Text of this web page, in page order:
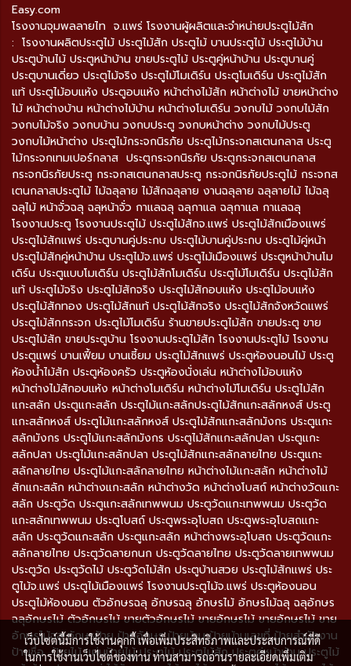
Easy.com
โรงงานจุมพลลายไท จ.แพร่ โรงงานผู้ผลิตและจำหน่ายประตูไม้สัก
: โรงงานผลิตประตูไม้ ประตูไม้สัก ประตูไม้ บานประตูไม้ ประตูไม้บ้าน
ประตูบ้านไม้ ประตูหน้าบ้าน ขายประตูไม้ ประตูคู่หน้าบ้าน ประตูบานคู่
ประตูบานเดี่ยว ประตูไม้จริง ประตูไม้โมเดิร์น ประตูโมเดิร์น ประตูไม้สัก
แท้ ประตูไม้อบแห้ง ประตูอบแห้ง หน้าต่างไม้สัก หน้าต่างไม้ ขายหน้าต่าง
ไม้ หน้าต่างบ้าน หน้าต่างไม้บ้าน หน้าต่างโมเดิร์น วงกบไม้ วงกบไม้สัก
วงกบไม้จริง วงกบบ้าน วงกบประตู วงกบหน้าต่าง วงกบไม้ประตู
วงกบไม้หน้าต่าง ประตูไม้กระจกนิรภัย ประตูไม้กระจกสเตนกลาส ประตู
ไม้กระจกเทมเปอร์กลาส ประตูกระจกนิรภัย ประตูกระจกสเตนกลาส
กระจกนิรภัยประตู กระจกสเตนกลาสประตู กระจกนิรภัยประตูไม้ กระจกส
เตนกลาสประตูไม้ ไม้ฉลุลาย ไม้สักฉลุลาย งานฉลุลาย ฉลุลายไม้ ไม้ฉลุ
ฉลุไม้ หน้าจั่วฉลุ ฉลุหน้าจั่ว กาแลฉลุ ฉลุกาแล ฉลุกาแล กาแลฉลุ
โรงงานประตู โรงงานประตูไม้ ประตูไม้สักจ.แพร่ ประตูไม้สักเมืองแพร่
ประตูไม้สักแพร่ ประตูบานคู่ประกบ ประตูไม้บานคู่ประกบ ประตูไม้คู่หน้า
ประตูไม้สักคู่หน้าบ้าน ประตูไม้จ.แพร่ ประตูไม้เมืองแพร่ ประตูหน้าบ้านโม
เดิร์น ประตูแบบโมเดิร์น ประตูไม้สักโมเดิร์น ประตูไม้โมเดิร์น ประตูไม้สัก
แท้ ประตูไม้จริง ประตูไม้สักจริง ประตูไม้สักอบแห้ง ประตูไม้อบแห้ง
ประตูไม้สักทอง ประตูไม้สักแท้ ประตูไม้สักจริง ประตูไม้สักจังหวัดแพร่
ประตูไม้สักกระจก ประตูไม้โมเดิร์น ร้านขายประตูไม้สัก ขายประตู ขาย
ประตูไม้สัก ขายประตูบ้าน โรงงานประตูไม้สัก โรงงานประตูไม้ โรงงาน
ประตูแพร่ บานเฟี้ยม บานเซี้ยม ประตูไม้สักแพร่ ประตูห้องนอนไม้ ประตู
ห้องน้ำไม้สัก ประตูห้องครัว ประตูห้องนั่งเล่น หน้าต่างไม้อบแห้ง
หน้าต่างไม้สักอบแห้ง หน้าต่างโมเดิร์น หน้าต่างไม้โมเดิร์น ประตูไม้สัก
แกะสลัก ประตูแกะสลัก ประตูไม้แกะสลักประตูไม้สักแกะสลักหงส์ ประตู
แกะสลักหงส์ ประตูไม้แกะสลักหงส์ ประตูไม้สักแกะสลักมังกร ประตูแกะ
สลักมังกร ประตูไม้แกะสลักมังกร ประตูไม้สักแกะสลักปลา ประตูแกะ
สลักปลา ประตูไม้แกะสลักปลา ประตูไม้สักแกะสลักลายไทย ประตูแกะ
สลักลายไทย ประตูไม้แกะสลักลายไทย หน้าต่างไม้แกะสลัก หน้าต่างไม้
สักแกะสลัก หน้าต่างแกะสลัก หน้าต่างวัด หน้าต่างโบสถ์ หน้าต่างวัดแกะ
สลัก ประตูวัด ประตูแกะสลักเทพพนม ประตูวัดแกะเทพพนม ประตูวัด
แกะสลักเทพพนม ประตูโบสถ์ ประตูพระอุโบสถ ประตูพระอุโบสถแกะ
สลัก ประตูวัดแกะสลัก ประตูแกะสลัก หน้าต่างพระอุโบสถ ประตูวัดแกะ
สลักลายไทย ประตูวัดลายกนก ประตูวัดลายไทย ประตูวัดลายเทพพนม
ประตูวัด ประตูวัดไม้ ประตูวัดไม้สัก ประตูบ้านสวย ประตูไม้สักแพร่ ประ
ตูไม้จ.แพร่ ประตูไม้เมืองแพร่ โรงงานประตูไม้จ.แพร่ ประตูห้องนอน
ประตูไม้ห้องนอน ตัวอักษรฉลุ อักษรฉลุ อักษรไม้ อักษรไม้ฉลุ ฉลุอักษร
ฉลุอักษรไม้ ตัวอักษรไม้ ขายตัวอักษรไม้ ขายอักษรไม้ ขายอักษรไม้ ขาย
อักษรไม้ฉลุ อักษรป้าย ป้ายอักษร ป้ายบ้าน ป้ายบ้านเลขที่ ป้ายสำนักงาน
ป้ายชื่อ ป้ายไม้ แผ่นป้ายไม้ ประตูไม้ ประตูไม้สัก ประตูคู่หน้าบ้าน ประตูไม้
เว็บไซต์นี้มีการใช้งานคุกกี้ เพื่อเพิ่มประสิทธิภาพและประสบการณ์ที่ดี
ในการใช้งานเว็บไซต์ของท่าน ท่านสามารถอ่านรายละเอียดเพิ่มเติม